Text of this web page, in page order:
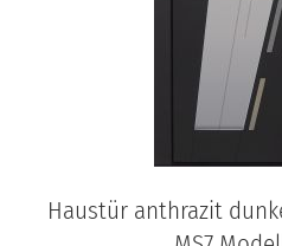
Haustür anthrazit